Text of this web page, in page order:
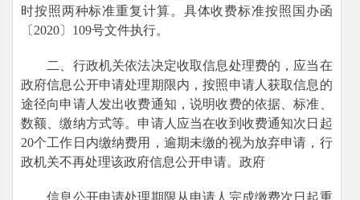
时按照两种标准重复计算。具体收费标准按照国办函
〔2020〕109号文件执行。
二、行政机关依法决定收取信息处理费的，应当在
政府信息公开申请处理期限内，按照申请人获取信息的
途径向申请人发出收费通知，说明收费的依据、标准、
数额、缴纳方式等。申请人应当在收到收费通知次日起
20个工作日内缴纳费用，逾期未缴的视为放弃申请，行
政机关不再处理该政府信息公开申请。政府
信息公开申请处理期限从申请人完成缴费次日起重